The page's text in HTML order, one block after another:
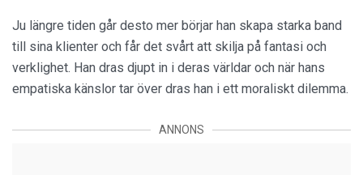
Ju längre tiden går desto mer börjar han skapa starka band
till sina klienter och får det svårt att skilja på fantasi och
verklighet. Han dras djupt in i deras världar och när hans
empatiska känslor tar över dras han i ett moraliskt dilemma.
ANNONS